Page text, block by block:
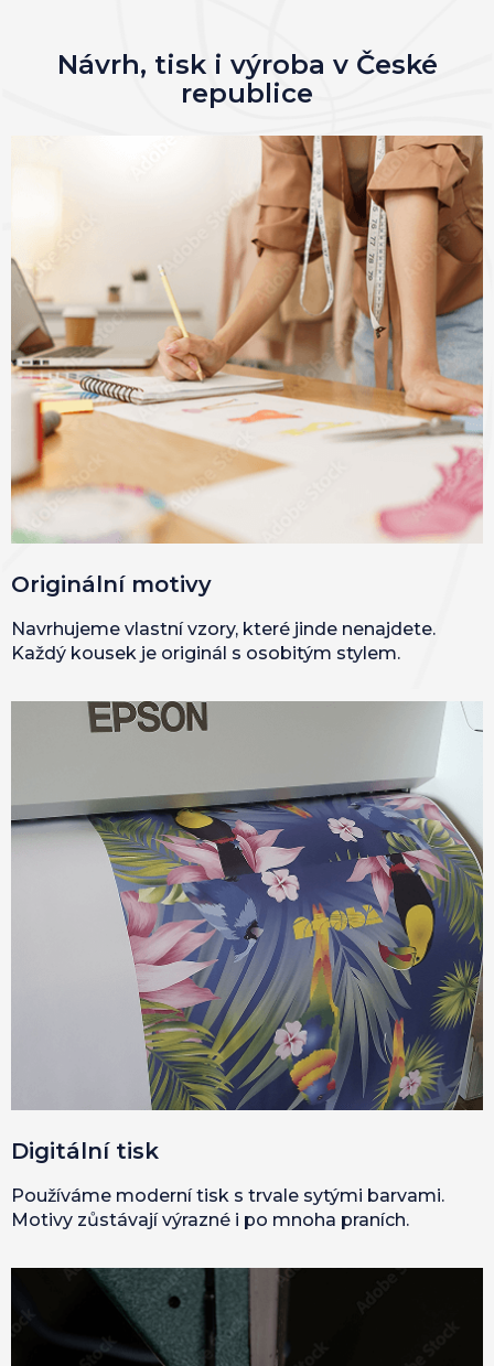
Návrh, tisk i výroba v České
republice
Originální motivy
Navrhujeme vlastní vzory, které jinde nenajdete.
Každý kousek je originál s osobitým stylem.
Digitální tisk
Používáme moderní tisk s trvale sytými barvami.
Motivy zůstávají výrazné i po mnoha praních.